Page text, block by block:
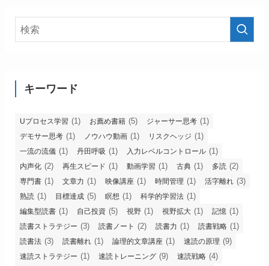
キーワード
Uプロセス学習 (1) お薦め書籍 (5) ジャーサー思考 (1)
デモサー思考 (1) ノウハウ動画 (1) リスクヘッジ (1)
一流の流儀 (1) 丹田呼吸 (1) 入力レベルコントロール (1)
内声化 (2) 再生スピード (1) 動画学習 (1) 古典 (1) 多読 (2)
専門書 (1) 文章力 (1) 映像講座 (1) 時間管理 (1) 活字離れ (3)
熟読 (1) 目標達成 (5) 瞑想 (1) 科学的学習法 (1)
編集型読書 (1) 自己投資 (5) 視野 (1) 視野拡大 (1) 記憶 (1)
読書ストラテジー (3) 読書ノート (2) 読書力 (1) 読書戦略 (1)
読書法 (3) 読書離れ (1) 論理的文章講座 (1) 速読の原理 (9)
速読ストラテジー (1) 速読トレーニング (9) 速読戦略 (4)